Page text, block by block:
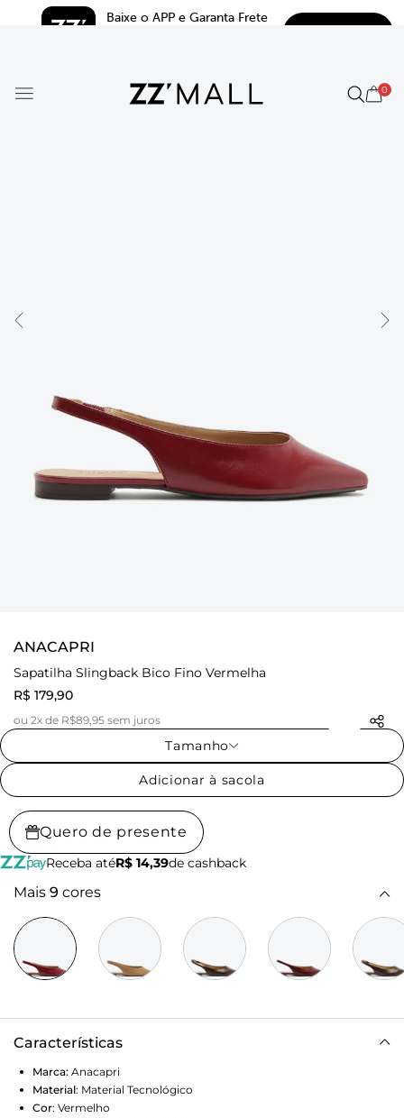
Baixe o APP e Garanta Frete
0
ANACAPRI
Sapatilha Slingback Bico Fino Vermelha
R$ 179,90
ou 2x de R$89,95 sem juros
Tamanho
Adicionar à sacola
Quero de presente
Receba atéR$ 14,39de cashback
Mais 9 cores
Características
Marca: Anacapri
Material: Material Tecnológico
Cor: Vermelho